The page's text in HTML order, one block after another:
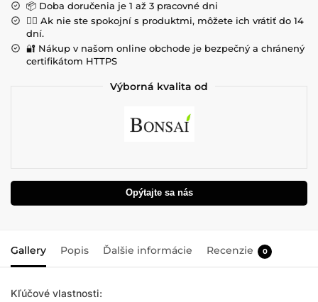
📦 Doba doručenia je 1 až 3 pracovné dni
💁‍♀️ Ak nie ste spokojní s produktmi, môžete ich vrátiť do 14
dní.
🔐 Nákup v našom online obchode je bezpečný a chránený
certifikátom HTTPS
Výborná kvalita od
Opýtajte sa nás
Gallery Popis Ďalšie informácie Recenzie 0
Kľúčové vlastnosti: